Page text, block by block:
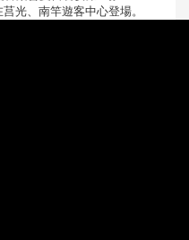
光、南竿遊客中心登場。